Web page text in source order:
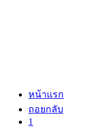
หน้าแรก
ถอยกลับ
1